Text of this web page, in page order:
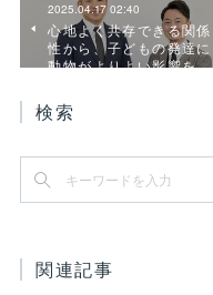
2025.04.17 02:40
心地よく共存できる関係
性から、子どもの発達に
動物がよりよい影響を…
検索
関連記事